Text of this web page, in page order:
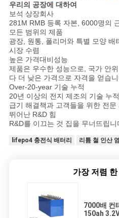
우리의 공장에 대하여
보석 상장회사
281M RMB 등록 자본, 6000명의
모든 범위의 제품
광장, 원통, 폴리머와 특별 모양 배
시장 수렴
높은 가격대비성능
제품은 우수한 성능으로, 국가 안
다 더 낮은 가격으로 자격을 얻습
Over-20-year 기술 누적
20년 이상의 전지 제조의 기술 누
급기 해결책과 고객들을 위한 전문
뛰어난 R&D 힘
R&D를 이끄는 것 집을 무너뜨립니
lifepo4 충전식 배터리 리튬 철 인산
가장 저렴
7000배 컨
150ah